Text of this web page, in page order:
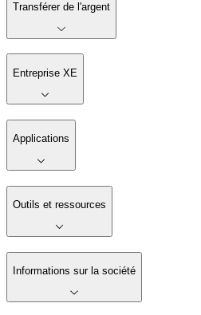
Transférer de l'argent
Entreprise XE
Applications
Outils et ressources
Informations sur la société